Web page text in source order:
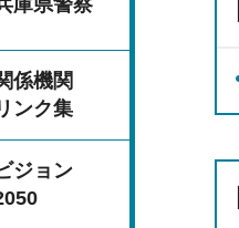
庫県警察
係機関
ンク集
ジョン